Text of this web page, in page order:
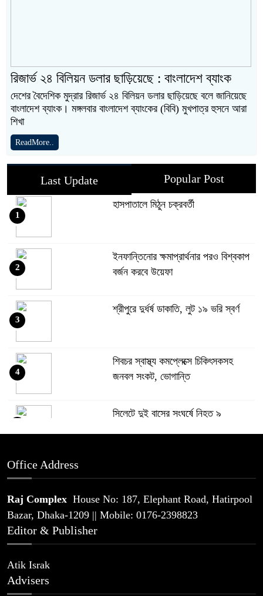
রিজার্ভ ২৪ বিলিয়ন ডলার ছাড়িয়েছে : বাংলাদেশ ব্যাংক
দেশের বৈদেশিক মুদ্রার রিজার্ভ ২৪ বিলিয়ন ডলার ছাড়িয়েছে বলে জানিয়েছে
বাংলাদেশ ব্যাংক। মঙ্গলবার বাংলাদেশ ব্যাংকের (বিবি) মুখপাত্র হুসনে আরা
শিখা
ReadMore..
Last Update Popular Post
হাসপাতালে মিঠুন চক্রবর্তী
1
ইনফান্তিনোর ক্ষমাপ্রার্থনার পরও বিশ্বকাপ
বর্জন করবে উয়েফা
2
শ্রীপুরে দুর্ধর্ষ ডাকাতি, লুট ১৯ ভরি স্বর্ণ
3
শিবচর স্বাস্থ্য কমপ্লেক্সে চিকিৎসকসহ
জনবল সংকট, ভোগান্তি
4
সিলেটে দুই বাসের সংঘর্ষে নিহত ৯
এলোপাতাড়ি গুলি, নিহত অন্তত ৬
6
প্যারাসেইলিংয়ে পর্যটক নিহতের মামলার
7
8
Office Address
Raj Complex House No: 187, Elephant Road, Hatirpool
Bazar, Dhaka-1209 || Mobile: 0176-2398823
Editor & Publisher
Atik Israk
Advisers